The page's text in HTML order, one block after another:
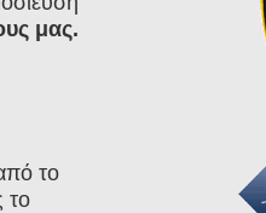
μας.
το
το